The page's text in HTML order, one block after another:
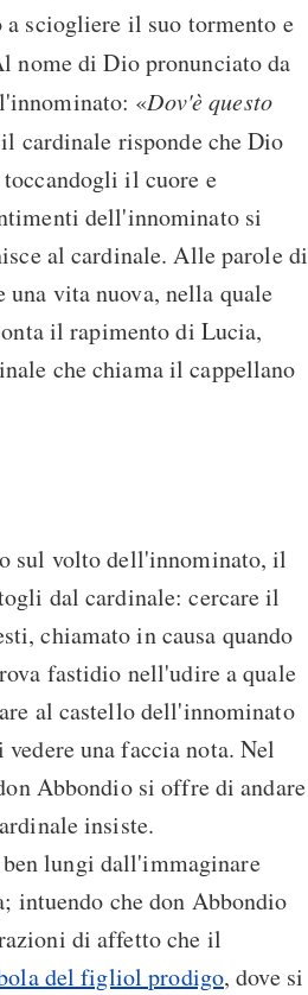
sciogliere il suo tormento e
nome di Dio pronunciato da
«Dov'è questo
cardinale risponde che Dio
toccandogli il cuore e
dell'innominato si
al cardinale. Alle parole di
vita nuova, nella quale
il rapimento di Lucia,
che chiama il cappellano
sul volto dell'innominato, il
dal cardinale: cercare il
chiamato in causa quando
fastidio nell'udire a quale
al castello dell'innominato
una faccia nota. Nel
Abbondio si offre di andare
insiste.
lungi dall'immaginare
intuendo che don Abbondio
di affetto che il
del figliol prodigo, dove si